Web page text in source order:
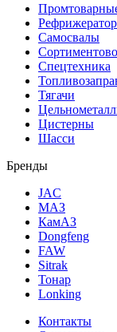
Самосвалы
Спецтехника
Тягачи
Цистерны
Шасси
Бренды
JAC
МАЗ
КамАЗ
Dongfeng
FAW
Sitrak
Тонар
Lonking
Контакты